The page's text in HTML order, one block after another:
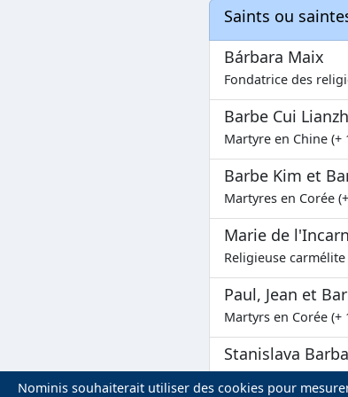
Saints ou
Bárbara Maix
Fondatrice des
Barbe Cui
Martyre en Chine (+
Barbe Kim et
Martyres en Corée
Marie de
Religieuse carmélite
Paul, Jean et
Martyrs en Corée (+
Stanislava
Religieuse
Nominis souhaiterait utiliser des cookies pour